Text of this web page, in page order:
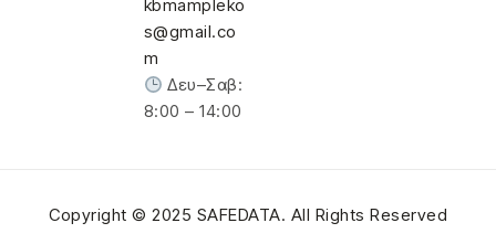
kbmampleko
s@gmail.co
m
Δευ–Σαβ:
8:00 – 14:00
Copyright © 2025 SAFEDATA. All Rights Reserved